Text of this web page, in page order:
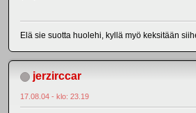
Elä sie suotta huolehi, kyllä myö keksitään
jerzirccar
17.08.04 - klo: 23.19